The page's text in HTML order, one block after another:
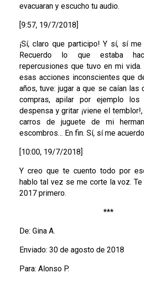
evacuaran y escucho tu audio.
[9:57, 19/7/2018]
¡Sí, claro que participo! Y sí, sí
Recuerdo lo que estaba
repercusiones que tuvo en mi
esas acciones inconscientes que
años, tuve: jugar a que se caían las
compras, apilar por ejemplo
despensa y gritar ¡viene el
carros de juguete de mi
escombros… En fin. Sí, sí me
[10:00, 19/7/2018]
Y creo que te cuento todo por
hablo tal vez se me corte la voz.
2017 primero.
***
De: Gina A.
Enviado: 30 de agosto de 2018
Para: Alonso P.